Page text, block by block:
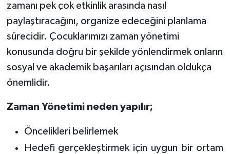
zamanı pek çok etkinlik arasında nasıl
paylaştıracağını, organize edeceğini planlama
sürecidir. Çocuklarımızı zaman yönetimi
konusunda doğru bir şekilde yönlendirmek onların
sosyal ve akademik başarıları açısından oldukça
önemlidir.
Zaman Yönetimi neden yapılır;
Öncelikleri belirlemek
Hedefi gerçekleştirmek için uygun bir ortam
SAĞLIK
SPOR
TEKNOLOJİ